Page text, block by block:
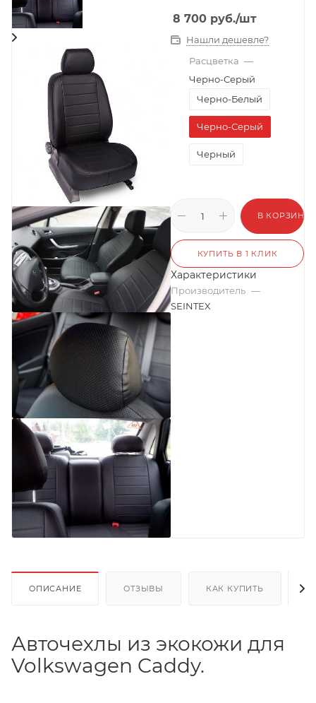
8 700 руб./шт
Нашли дешевле?
Расцветка —
Черно-Серый
Черно-Белый
Черно-Серый
Черный
В КОРЗИНУ
КУПИТЬ В 1 КЛИК
Характеристики
Производитель —
SEINTEX
ОПИСАНИЕ ОТЗЫВЫ КАК КУПИТЬ
Авточехлы из экокожи для
Volkswagen Caddy.